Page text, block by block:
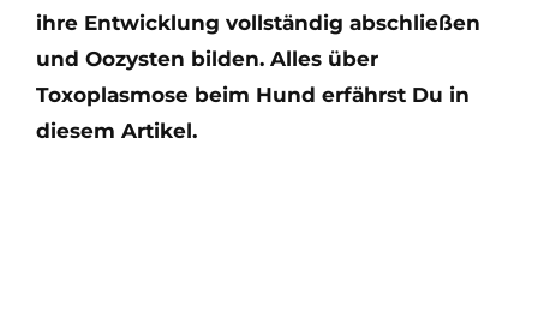
ihre Entwicklung vollständig abschließen
und Oozysten bilden. Alles über
Toxoplasmose beim Hund erfährst Du in
diesem Artikel.